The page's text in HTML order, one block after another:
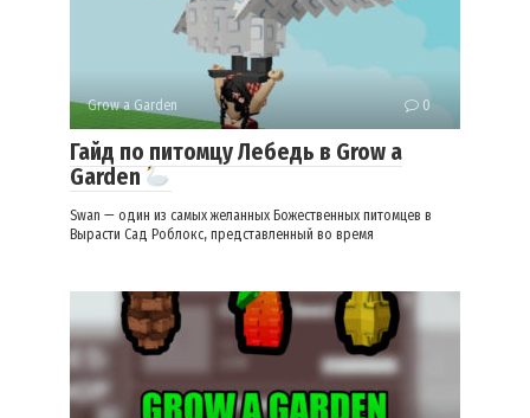
Grow a Garden 0
Гайд по питомцу Лебедь в Grow a
Garden
Swan — один из самых желанных Божественных питомцев в
Вырасти Сад Роблокс, представленный во время